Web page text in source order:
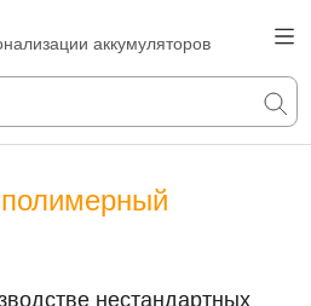
аккумуляторов
нестандартных